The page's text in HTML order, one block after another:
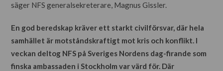
säger NFS generalsekreterare, Magnus Gissler.
En god beredskap kräver ett starkt civilförsvar, där hela
samhället är motståndskraftigt mot kris och konflikt. I
veckan deltog NFS på Sveriges Nordens dag-firande som
finska ambassaden i Stockholm var värd för. Där